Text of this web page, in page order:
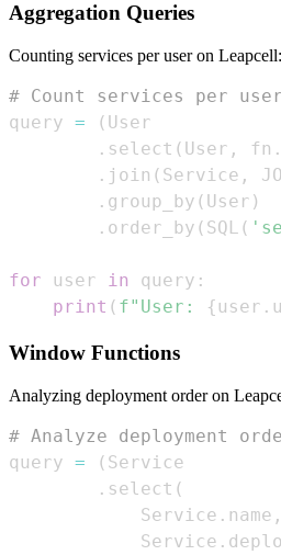
Aggregation Queries
Counting services per user on Leapcell:
# Count services per
query = (
. select ( User , fn .
. join ( Service ,
. group_by ( User )
. order_by ( SQL (
for user in query :
print ( f"User: {user .
Window Functions
Analyzing deployment order on
# Analyze deployment
query = (
. select (
            Service
. name ,
            Service
.